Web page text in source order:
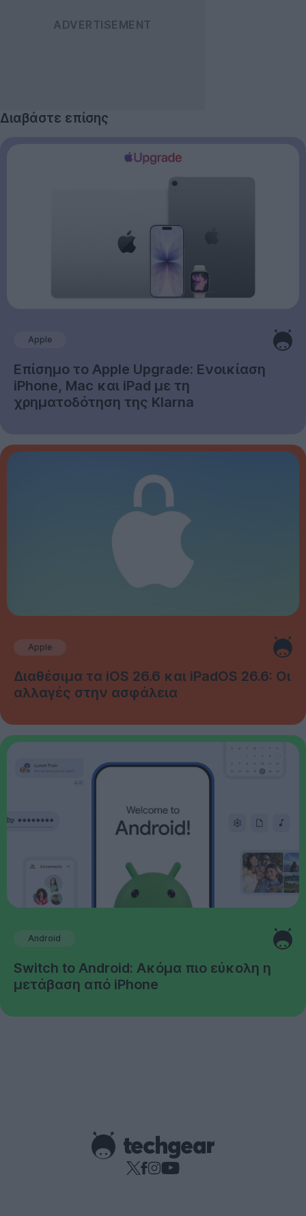
Διαβάστε επίσης
Apple
Επίσημο το Apple Upgrade: Ενοικίαση
iPhone, Mac και iPad με τη
χρηματοδότηση της Klarna
Apple
Διαθέσιμα τα iOS 26.6 και iPadOS 26.6: Οι
αλλαγές στην ασφάλεια
Android
Switch to Android: Ακόμα πιο εύκολη η
μετάβαση από iPhone